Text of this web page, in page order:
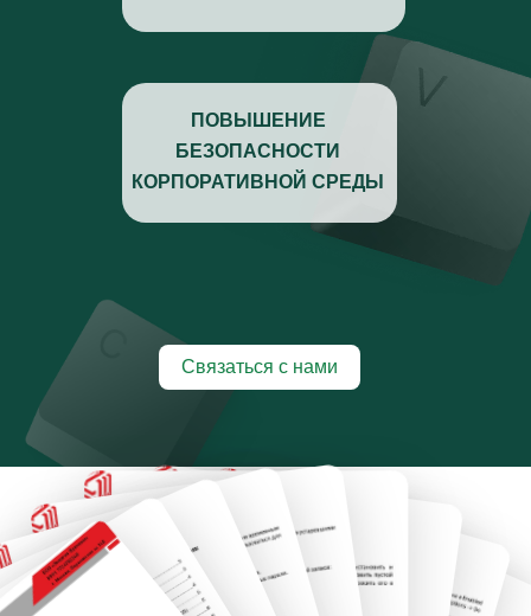
Связаться с нами
ПОВЫШЕНИЕ
БЕЗОПАСНОСТИ
КОРПОРАТИВНОЙ СРЕДЫ